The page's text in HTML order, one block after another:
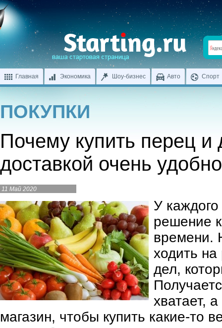
Главная Экономика Шоу-бизнес Авто Спорт
ПОКУПКИ
Почему купить перец и
доставкой очень
11 Май 2020
У
решение
времени.
ходить на
дел,
хватает,
магазин, чтобы купить какие-то